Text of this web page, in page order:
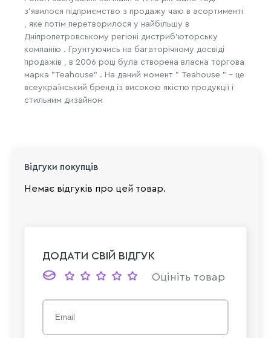
з'явилося підприємство з продажу чаю ​​в асортименті
, яке потім перетворилося у найбільшу в
Дніпропетровському регіоні дистриб'юторську
компанію . Грунтуючись на багаторічному досвіді
продажів , в 2006 році була створена власна торгова
марка "Teahouse" . На даний момент " Teahouse " - це
всеукраїнський бренд із високою якістю продукції і
стильним дизайном
Відгуки покупців
Немає відгуків про цей товар.
ДОДАТИ СВІЙ ВІДГУК
Оцініть товар